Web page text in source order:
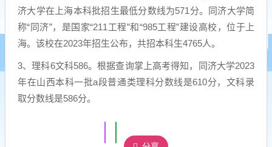
济大学在上海本科批招生最低分数线为571分。同济大学简
称“同济”，是国家“211工程”和“985工程”建设高校，位于上
海。该校在2023年招生公布，共招本科生4765人。
3、理科6文科586。根据查询掌上高考得知，同济大学2023
年在山西本科一批a段普通类理科分数线是610分，文科录
取分数线是586分。